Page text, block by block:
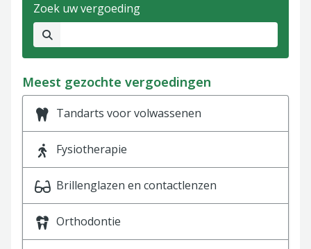
Zoek uw vergoeding
Geen resultaten gevonden.
Meest gezochte vergoedingen
Tandarts voor volwassenen
Fysiotherapie
Brillenglazen en contactlenzen
Orthodontie